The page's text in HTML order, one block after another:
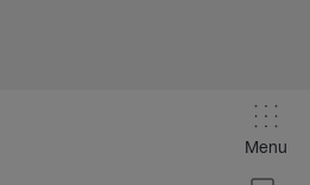
Menu